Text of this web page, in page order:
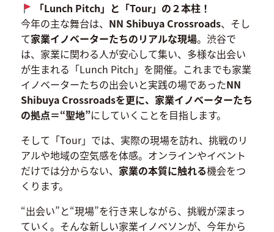
「Lunch Pitch」と「Tour」の２本柱！
今年の主な舞台は、 NN Shibuya Crossroads、そし
て家業イノベーターたちのリアルな現場。渋谷で
は、家業に関わる人が安心して集い、多様な出会い
が生まれる「Lunch Pitch」を開催。これまでも家業
イノベーターたちの出会いと実践の場であったNN
Shibuya Crossroadsを更に、家業イノベーターたち
の拠点＝“聖地”にしていくことを目指します。
そして「Tour」では、実際の現場を訪れ、挑戦のリ
アルや地域の空気感を体感。オンラインやイベント
だけでは分からない、 家業の本質に触れる機会をつ
くります。
“出会い”と“現場”を行き来しながら、挑戦が深まっ
ていく。そんな新しい家業イノベソンが、今年から